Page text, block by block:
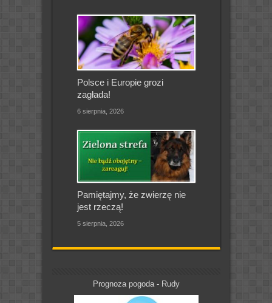
Polsce i Europie grozi
zagłada!
6 sierpnia, 2026
Pamiętajmy, że zwierzę nie
jest rzeczą!
5 sierpnia, 2026
Prognoza pogoda - Rudy